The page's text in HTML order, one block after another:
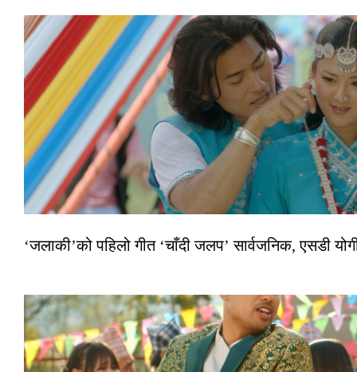
‘जलाकी’को पहिलो गीत ‘चाँदी जलप’ सार्वजनिक, एसडी